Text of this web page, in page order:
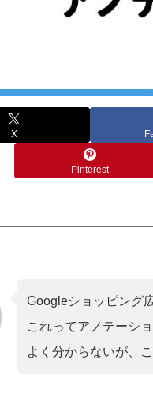
X
Pinterest
Googleショッピング
これってアノテーシ
よく分からないが、